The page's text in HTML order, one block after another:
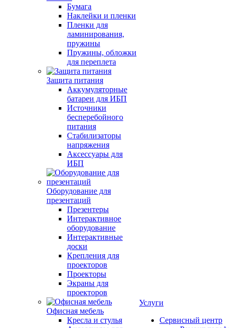
Бумага
Наклейки и пленки
Пленки для
ламинирования,
пружины
Пружины, обложки
для переплета
Защита питания
Аккумуляторные
батареи для ИБП
Источники
бесперебойного
питания
Стабилизаторы
напряжения
Аксессуары для
ИБП
Оборудование для
презентаций
Презентеры
Интерактивное
оборудование
Интерактивные
доски
Крепления для
проекторов
Проекторы
Экраны для
проекторов
Офисная мебель
Кресла и стулья
Услуги
Сервисный центр